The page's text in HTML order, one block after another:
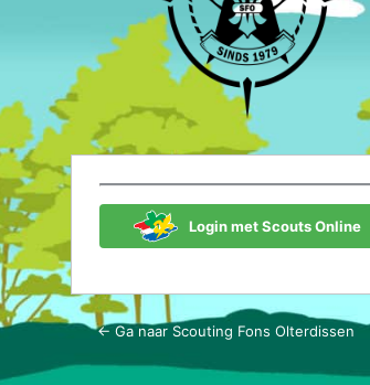
Login met Scouts Online
← Ga naar Scouting Fons Olterdissen